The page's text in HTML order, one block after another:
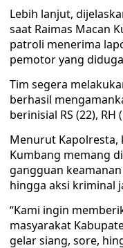
Lebih lanjut,
saat Raimas Macan
patroli menerima
pemotor yang
Tim segera
berhasil
berinisial RS (22), RH
Menurut Kapolresta,
Kumbang memang
gangguan
hingga aksi kriminal
“Kami ingin
masyarakat
gelar siang, sore,